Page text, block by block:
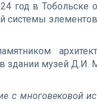
год в
системы
здании музей Д.И.
с многовековой